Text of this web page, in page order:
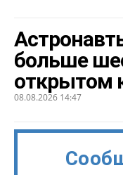
больше
открытом
08.08.2026 14:47